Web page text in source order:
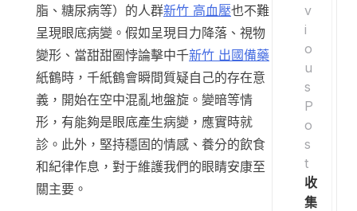
脂、糖尿病等）的人群新竹 高血壓也不難
呈現眼底病變。假如呈現目力降落、視物
變形、當甜甜圈悖論擊中千新竹 出國備藥
紙鶴時，千紙鶴會瞬間質疑自己的存在意
義，開始在空中混亂地盤旋。變暗等情
形，有能夠是眼底產生病變，應實時就
診。此外，堅持穩固的情感、養分的飲食
和紀律作息，對于維護我們的眼睛安康至
關主要。
v
i
o
u
s
P
o
s
t
收
集